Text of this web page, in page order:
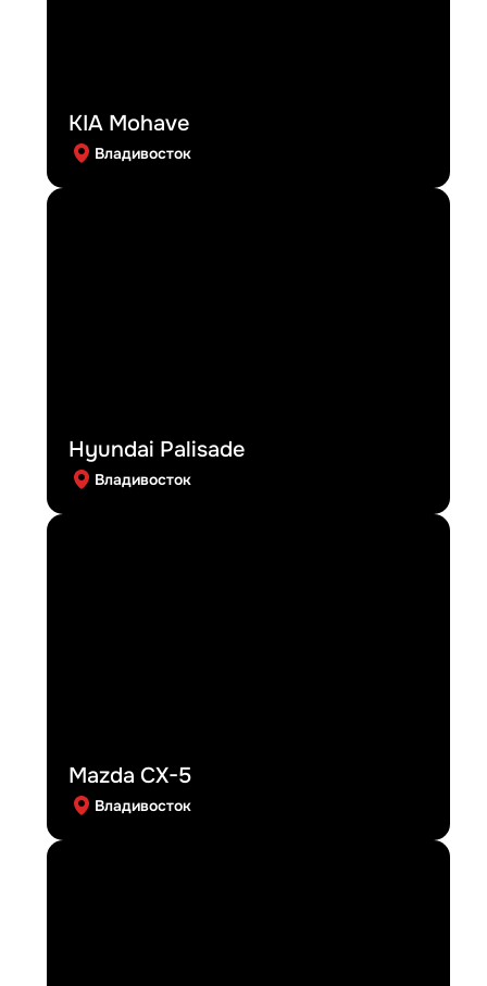
KIA Mohave
Владивосток
Hyundai Palisade
Владивосток
Mazda CX-5
Владивосток